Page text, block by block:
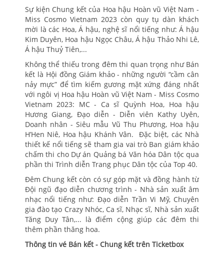
Sự kiện Chung kết của Hoa hậu Hoàn vũ Việt Nam -
Miss Cosmo Vietnam 2023 còn quy tụ dàn khách
mời là các Hoa, Á hậu, nghệ sĩ nổi tiếng như: Á hậu
Kim Duyên, Hoa hậu Ngọc Châu, Á hậu Thảo Nhi Lê,
Á hậu Thuỷ Tiên,...
Không thể thiếu trong đêm thi quan trọng như Bán
kết là Hội đồng Giám khảo - những người “cầm cân
nảy mực” để tìm kiếm gương mặt xứng đáng nhất
với ngôi vị Hoa hậu Hoàn vũ Việt Nam - Miss Cosmo
Vietnam 2023: MC - Ca sĩ Quỳnh Hoa, Hoa hậu
Hương Giang, Đạo diễn - Diễn viên Kathy Uyên,
Doanh nhân - Siêu mẫu Vũ Thu Phương, Hoa hậu
H’Hen Niê, Hoa hậu Khánh Vân. Đặc biệt, các Nhà
thiết kế nổi tiếng sẽ tham gia vai trò Ban giám khảo
chấm thi cho Dự án Quảng bá Văn hóa Dân tộc qua
phần thi Trình diễn Trang phục Dân tộc của Top 40.
Đêm Chung kết còn có sự góp mặt và đồng hành từ
Đội ngũ đạo diễn chương trình - Nhà sản xuất âm
nhạc nổi tiếng như: Đạo diễn Trần Vi Mỹ, Chuyên
gia đào tạo Crazy Nhóc, Ca sĩ, Nhạc sĩ, Nhà sản xuất
Tăng Duy Tân,... là điểm cộng giúp các đêm thi
thêm phần thăng hoa.
Thông tin vé Bán kết - Chung kết trên Ticketbox